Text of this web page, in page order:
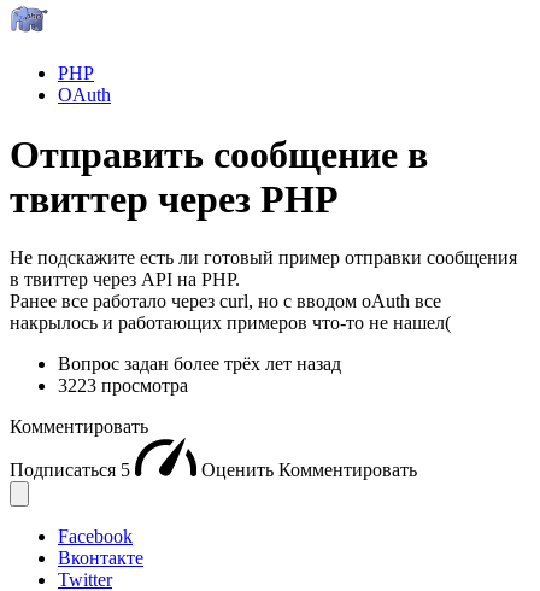
PHP
OAuth
Отправить сообщение в
твиттер через PHP
Не подскажите есть ли готовый пример отправки сообщения
в твиттер через API на PHP.
Ранее все работало через curl, но с вводом oAuth все
накрылось и работающих примеров что-то не нашел(
Вопрос задан более трёх лет назад
3223 просмотра
Комментировать
Подписаться 5 Оценить Комментировать
Facebook
Вконтакте
Twitter